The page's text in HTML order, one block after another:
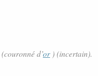
(couronné d’or) (incertain).